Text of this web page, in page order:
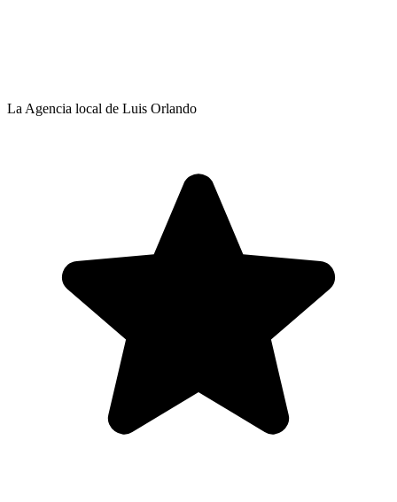
La Agencia local de Luis Orlando